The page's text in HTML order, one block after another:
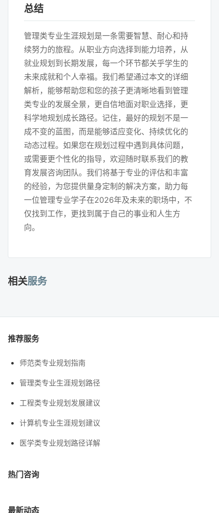
总结
管理类专业生涯规划是一条需要智慧、耐心和持
续努力的旅程。从职业方向选择到能力培养，从
就业规划到长期发展，每一个环节都关乎学生的
未来成就和个人幸福。我们希望通过本文的详细
解析，能够帮助您和您的孩子更清晰地看到管理
类专业的发展全景，更自信地面对职业选择，更
科学地规划成长路径。记住，最好的规划不是一
成不变的蓝图，而是能够适应变化、持续优化的
动态过程。如果您在规划过程中遇到具体问题，
或需要更个性化的指导，欢迎随时联系我们的教
育发展咨询团队。我们将基于专业的评估和丰富
的经验，为您提供量身定制的解决方案，助力每
一位管理专业学子在2026年及未来的职场中，不
仅找到工作，更找到属于自己的事业和人生方
向。
相关服务
推荐服务
师范类专业规划指南
管理类专业生涯规划路径
工程类专业规划发展建议
计算机专业生涯规划建议
医学类专业规划路径详解
热门咨询
最新动态